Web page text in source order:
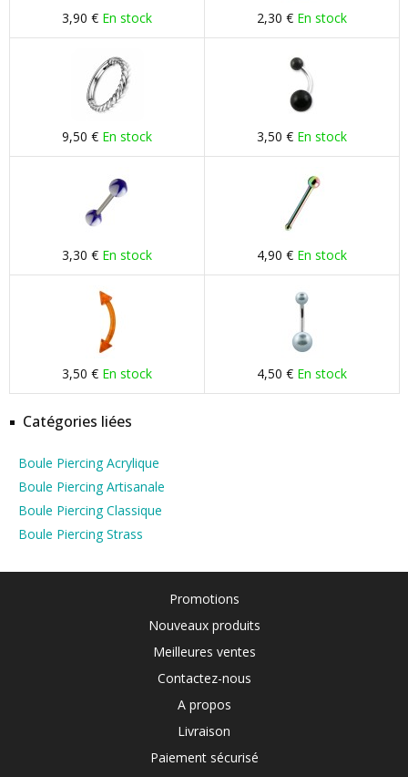
3,90 € En stock 2,30 € En stock
9,50 € En stock 3,50 € En stock
3,30 € En stock 4,90 € En stock
3,50 € En stock 4,50 € En stock
Catégories liées
Boule Piercing Acrylique
Boule Piercing Artisanale
Boule Piercing Classique
Boule Piercing Strass
Promotions
Nouveaux produits
Meilleures ventes
Contactez-nous
A propos
Livraison
Paiement sécurisé